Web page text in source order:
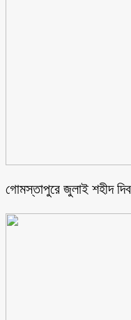
গোমস্তাপুরে জুলাই শহীদ